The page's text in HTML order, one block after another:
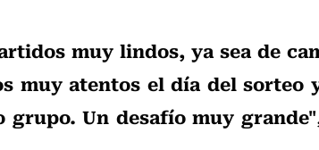
muy lindos, ya sea de
muy atentos el día del sorteo
grupo. Un desafío muy grande"